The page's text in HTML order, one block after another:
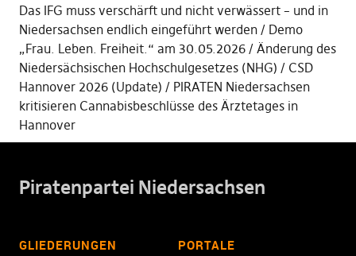
Das IFG muss verschärft und nicht verwässert – und in
Niedersachsen endlich eingeführt werden
Demo
„Frau. Leben. Freiheit.“ am 30.05.2026
Änderung des
Niedersächsischen Hochschulgesetzes (NHG)
CSD
Hannover 2026 (Update)
PIRATEN Niedersachsen
kritisieren Cannabisbeschlüsse des Ärztetages in
Hannover
Piratenpartei Niedersachsen
GLIEDERUNGEN PORTALE